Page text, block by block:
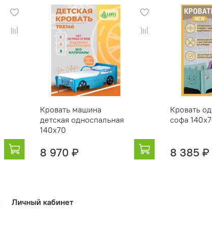
Кровать машина
детская односпальная
140x70
8 970 ₽
Кровать
софа
8 385 ₽
Личный кабинет